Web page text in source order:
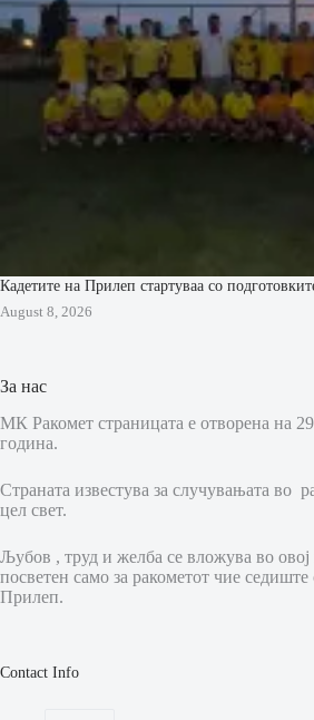
Кадетите на Прилеп стартуваа со
August 8, 2026
За нас
МК Ракомет страницата е отворена на
година.
Страната известува за случувањата во
цел свет.
Љубов , труд и желба се вложува во овој
посветен само за ракометот чие седиште
Прилеп.
Contact Info